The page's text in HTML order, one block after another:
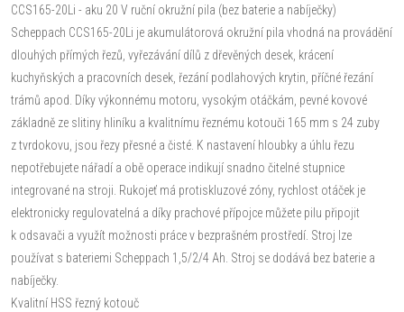
CCS165-20Li - aku 20 V ruční okružní pila (bez baterie a nabíječky)
Scheppach CCS165-20Li je akumulátorová okružní pila vhodná na provádění
dlouhých přímých řezů, vyřezávání dílů z dřevěných desek, krácení
kuchyňských a pracovních desek, řezání podlahových krytin, příčné řezání
trámů apod. Díky výkonnému motoru, vysokým otáčkám, pevné kovové
základně ze slitiny hliníku a kvalitnímu řeznému kotouči 165 mm s 24 zuby
z tvrdokovu, jsou řezy přesné a čisté. K nastavení hloubky a úhlu řezu
nepotřebujete nářadí a obě operace indikují snadno čitelné stupnice
integrované na stroji. Rukojeť má protiskluzové zóny, rychlost otáček je
elektronicky regulovatelná a díky prachové přípojce můžete pilu připojit
k odsavači a využít možnosti práce v bezprašném prostředí. Stroj lze
používat s bateriemi Scheppach 1,5/2/4 Ah. Stroj se dodává bez baterie a
nabíječky.
Kvalitní HSS řezný kotouč